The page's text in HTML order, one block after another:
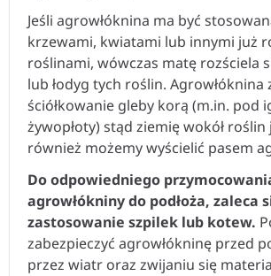
Jeśli agrowłóknina ma być
krzewami, kwiatami lub innymi już
roślinami, wówczas matę rozściela
lub łodyg tych roślin. Agrowłóknina
ściółkowanie gleby korą (m.in. pod
żywopłoty) stąd ziemię wokół
również możemy wyścielić pasem
Do odpowiedniego
agrowłókniny do podłoża, zaleca
zastosowanie szpilek lub kotew.
zabezpieczyć agrowłókninę przed
przez wiatr oraz zwijaniu się